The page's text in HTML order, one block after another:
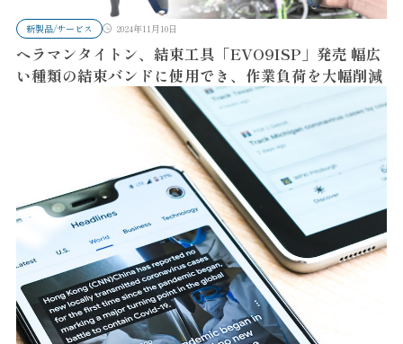
新製品/サービス 2024年11月10日
ヘラマンタイトン、結束工具「EVO9ISP」発売 幅広
い種類の結束バンドに使用でき、作業負荷を大幅削減